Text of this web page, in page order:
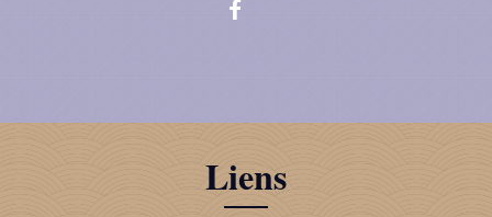
Liens